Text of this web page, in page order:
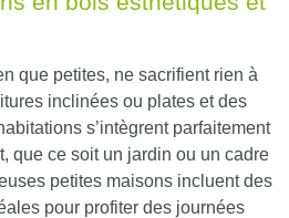
que petites, ne sacrifient rien à
inclinées ou plates et des
s’intègrent parfaitement
que ce soit un jardin ou un cadre
petites maisons incluent des
pour profiter des journées